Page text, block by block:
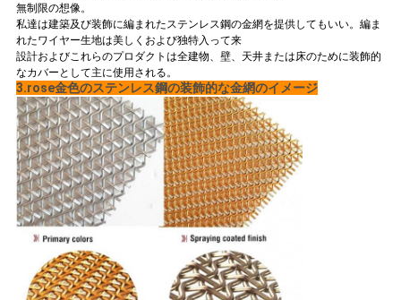
地
図
PRIVACY
POLICY
無制限の想像。
私達は建築及び装飾に編まれたステンレス鋼の金網を提供してもいい。編ま
れたワイヤー生地は美しくおよび独特入って来
設計およびこれらのプロダクトは全建物、壁、天井または床のために装飾的
なカバーとして主に使用される。
3.rose金色のステンレス鋼の装飾的な金網のイメージ